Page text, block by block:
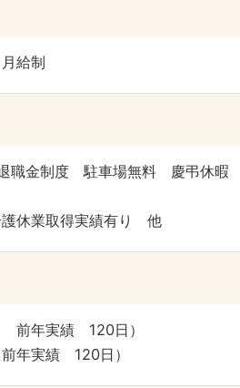
給制
職金制度 駐車場無料 慶弔休暇
休業取得実績有り 他
前年実績 120日）
年実績 120日）